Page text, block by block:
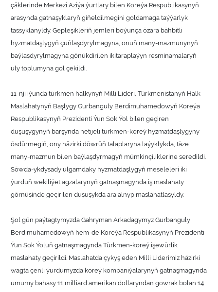
çäklerinde Merkezi Aziýa ýurtlary bilen Koreýa Respublikasynyň
arasynda gatnaşyklaryň giňeldilmegini goldamaga taýýarlyk
tassyklanyldy. Gepleşikleriň jemleri boýunça özara bähbitli
hyzmatdaşlygyň çuňlaşdyrylmagyna, onuň many-mazmunynyň
baýlaşdyrylmagyna gönükdirilen ikitaraplaýyn resminamalaryň
uly toplumyna gol çekildi.
11-nji iýunda türkmen halkynyň Milli Lideri, Türkmenistanyň Halk
Maslahatynyň Başlygy Gurbanguly Berdimuhamedowyň Koreýa
Respublikasynyň Prezidenti Ýun Sok Ýol bilen geçiren
duşuşygynyň barşynda netijeli türkmen-koreý hyzmatdaşlygyny
ösdürmegiň, ony häzirki döwrüň talaplaryna laýyklykda, täze
many-mazmun bilen baýlaşdyrmagyň mümkinçiliklerine seredildi.
Söwda-ykdysady ulgamdaky hyzmatdaşlygyň meseleleri iki
ýurduň wekiliýet agzalarynyň gatnaşmagynda iş maslahaty
görnüşinde geçirilen duşuşykda ara alnyp maslahatlaşyldy.
Şol gün paýtagtymyzda Gahryman Arkadagymyz Gurbanguly
Berdimuhamedowyň hem-de Koreýa Respublikasynyň Prezidenti
Ýun Sok Ýoluň gatnaşmagynda Türkmen-koreý işewürlik
maslahaty geçirildi. Maslahatda çykyş eden Milli Liderimiz häzirki
wagta çenli ýurdumyzda koreý kompaniýalarynyň gatnaşmagynda
umumy bahasy 11 milliard amerikan dollaryndan gowrak bolan 14